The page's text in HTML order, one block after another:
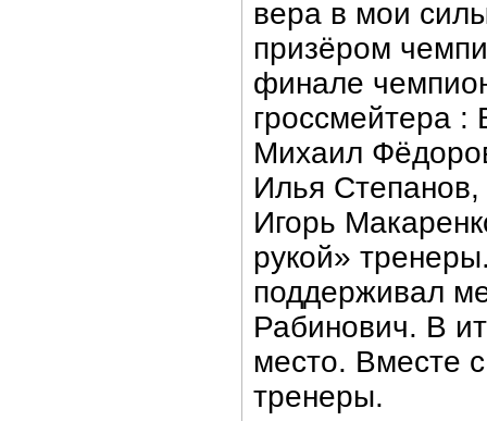
вера в мои
призёром
финале
гроссмейтера :
Михаил
Илья
Игорь
рукой»
поддерживал
Рабинович. В
место. Вместе
тренеры.